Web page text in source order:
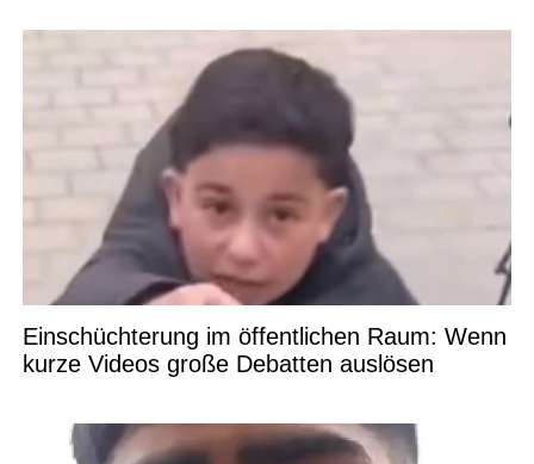
Einschüchterung im öffentlichen Raum: Wenn
kurze Videos große Debatten auslösen